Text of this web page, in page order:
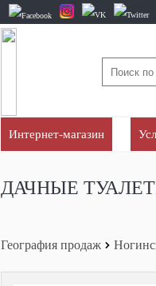
Интернет-магазин
ДАЧНЫЕ
География продаж